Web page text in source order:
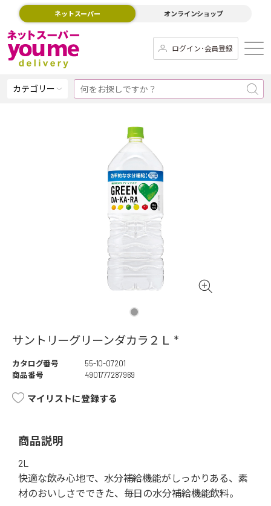
ネットスーパー オンラインショップ
ログイン･会員登録
カテゴリー
サントリーグリーンダカラ２Ｌ *
カタログ番号
55-10-07201
商品番号
4901777287969
マイリストに登録する
商品説明
2L
快適な飲み心地で、水分補給機能がしっかりある、素
材のおいしさでできた、毎日の水分補給機能飲料。